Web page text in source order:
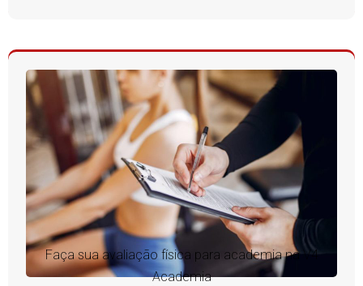
Faça sua avaliação física para academia na V4
Academia